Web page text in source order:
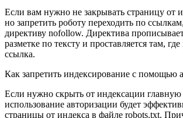
Если вам нужно не закрывать страницу от
но запретить роботу переходить по
директиву nofollow. Директива
разметке по тексту и проставляется там, где
ссылка.
Как запретить индексирование с помощью
Если нужно скрыть от индексации главную
использование авторизации будет
страницы от индекса в файле robots.txt.